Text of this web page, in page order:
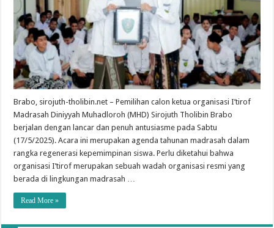
Brabo, sirojuth-tholibin.net – Pemilihan calon ketua organisasi I’tirof
Madrasah Diniyyah Muhadloroh (MHD) Sirojuth Tholibin Brabo
berjalan dengan lancar dan penuh antusiasme pada Sabtu
(17/5/2025). Acara ini merupakan agenda tahunan madrasah dalam
rangka regenerasi kepemimpinan siswa. Perlu diketahui bahwa
organisasi I’tirof merupakan sebuah wadah organisasi resmi yang
berada di lingkungan madrasah …
Read More »